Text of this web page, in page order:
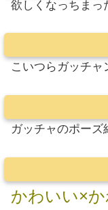
欲しくなっちまっ
こいつらガッチャ
ガッチャのポー
かわいい×